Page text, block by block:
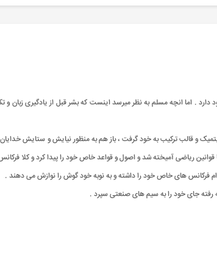
اما انچه مسلم به نظر میرسد اینست که بشر قبل از یادگیری زبان و
قالب ترکیب به خود گرفت ، باز هم به منظور نیایش و ستایش خدایان
ریاضی آمیخته شد و اصول و قواعد خاص خود را پیدا کرد و کلا
فرکانس های خاص خود را داشته و به نوبه خود گوش را نوازش می دهند .
رفته جای خود را به سیم های صنعتی سپرد .